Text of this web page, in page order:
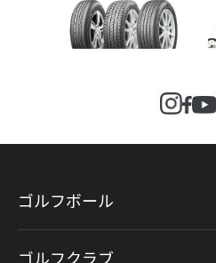
ゴルフボール
ゴルフクラブ